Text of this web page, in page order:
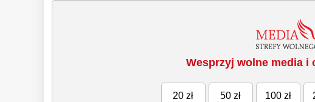
Wesprzyj wolne media i
20 zł 50 zł 100 zł